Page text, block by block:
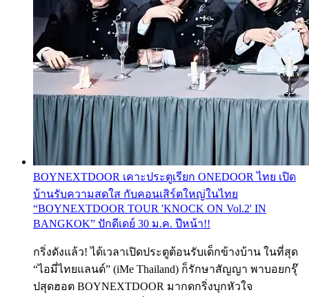
BOYNEXTDOOR เคาะประตูเรียก ONEDOOR ไทย เปิด
บ้านรับความสดใส กับคอนเสิร์ตใหญ่ในไทย
“BOYNEXTDOOR TOUR 'KNOCK ON Vol.2' IN
BANGKOK” ปักดีเดย์ 30 ม.ค. ปีหน้า!!
กริ่งดังแล้ว! ได้เวลาเปิดประตูต้อนรับเด็กข้างบ้าน ในที่สุด
“ไอมี่ไทยแลนด์” (iMe Thailand) ก็รักษาสัญญา พาบอยกรุ๊
ปสุดฮอต BOYNEXTDOOR มากดกริ่งบุกหัวใจ